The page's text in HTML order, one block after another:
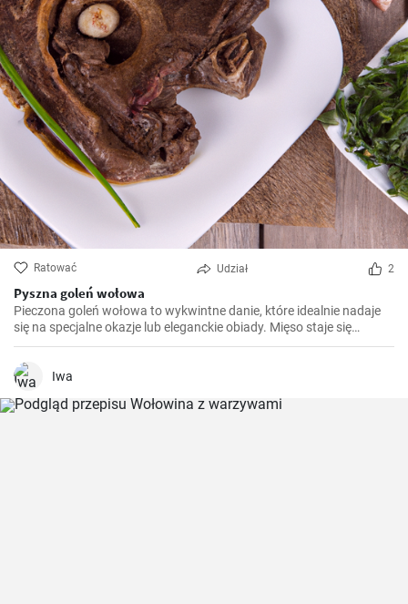
Ratować Udział 2
Pyszna goleń wołowa
Pieczona goleń wołowa to wykwintne danie, które idealnie nadaje
się na specjalne okazje lub eleganckie obiady. Mięso staje się
miękkie i soczyste po długim pieczeniu, a aromatyczny sos
podkreśla jego smak. Smacznego!
Iwa